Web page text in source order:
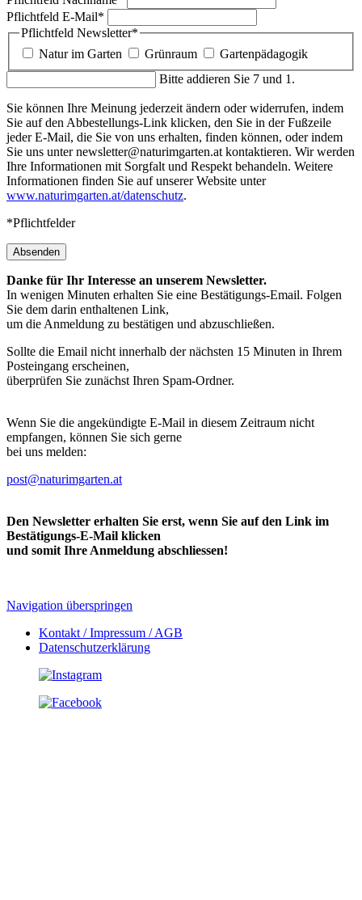
Pflichtfeld E-Mail*
Pflichtfeld Newsletter*
Natur im Garten
Grünraum
Gartenpädagogik
Bitte addieren Sie 7 und 1.
Sie können Ihre Meinung jederzeit ändern oder widerrufen, indem
Sie auf den Abbestellungs-Link klicken, den Sie in der Fußzeile
jeder E-Mail, die Sie von uns erhalten, finden können, oder indem
Sie uns unter newsletter@naturimgarten.at kontaktieren. Wir werden
Ihre Informationen mit Sorgfalt und Respekt behandeln. Weitere
Informationen finden Sie auf unserer Website unter
www.naturimgarten.at/datenschutz.
*Pflichtfelder
Absenden
Danke für Ihr Interesse an unserem Newsletter.
In wenigen Minuten erhalten Sie eine Bestätigungs-Email. Folgen
Sie dem darin enthaltenen Link,
um die Anmeldung zu bestätigen und abzuschließen.
Sollte die Email nicht innerhalb der nächsten 15 Minuten in Ihrem
Posteingang erscheinen,
überprüfen Sie zunächst Ihren Spam-Ordner.
Wenn Sie die angekündigte E-Mail in diesem Zeitraum nicht
empfangen, können Sie sich gerne
bei uns melden:
post@naturimgarten.at
Den Newsletter erhalten Sie erst, wenn Sie auf den Link im
Bestätigungs-E-Mail klicken
und somit Ihre Anmeldung abschliessen!
Navigation überspringen
Kontakt / Impressum / AGB
Datenschutzerklärung